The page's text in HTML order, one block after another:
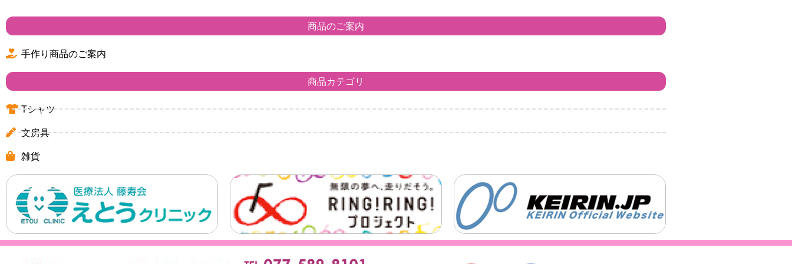
商品のご案内
手作り商品のご案内
商品カテゴリ
Tシャツ
文房具
雑貨